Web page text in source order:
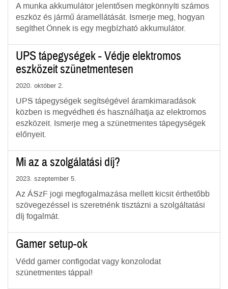
A munka akkumulátor jelentősen megkönnyíti számos
eszköz és jármű áramellátását. Ismerje meg, hogyan
segíthet Önnek is egy megbízható akkumulátor.
UPS tápegységek - Védje elektromos
eszközeit szünetmentesen
2020. október 2.
UPS tápegységek segítségével áramkimaradások
közben is megvédheti és használhatja az elektromos
eszközeit. Ismerje meg a szünetmentes tápegységek
előnyeit.
Mi az a szolgálatási díj?
2023. szeptember 5.
Az ÁSzF jogi megfogalmazása mellett kicsit érthetőbb
szövegezéssel is szeretnénk tisztázni a szolgáltatási
díj fogalmát.
Gamer setup-ok
Védd gamer configodat vagy konzolodat
szünetmentes táppal!